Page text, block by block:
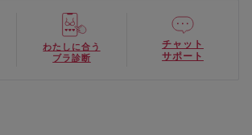
わたしに合う
ブラ診断
チャット
サポート